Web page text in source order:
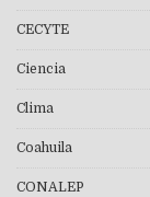
CECYTE
Ciencia
Clima
Coahuila
CONALEP